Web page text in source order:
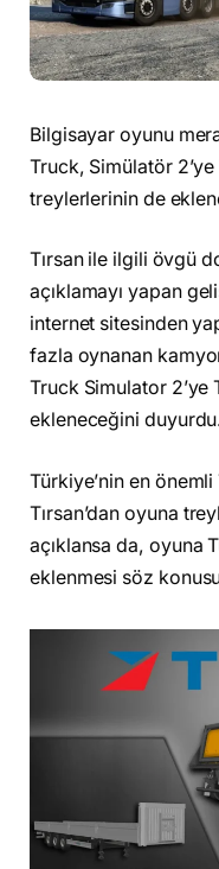
Bilgisayar oyunu
Truck, Simülatör 2’ye
treylerlerinin de
Tırsan ile ilgili övgü
açıklamayı yapan
internet sitesinden
fazla oynanan
Truck Simulator 2’ye
ekleneceğini
Türkiye’nin en
Tırsan’dan oyuna
açıklansa da, oyuna
eklenmesi söz